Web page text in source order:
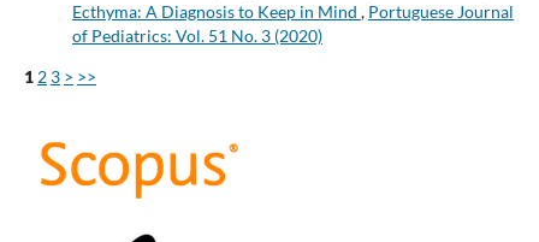
Ecthyma: A Diagnosis to Keep in Mind , Portuguese Journal
of Pediatrics: Vol. 51 No. 3 (2020)
1 2 3 > >>